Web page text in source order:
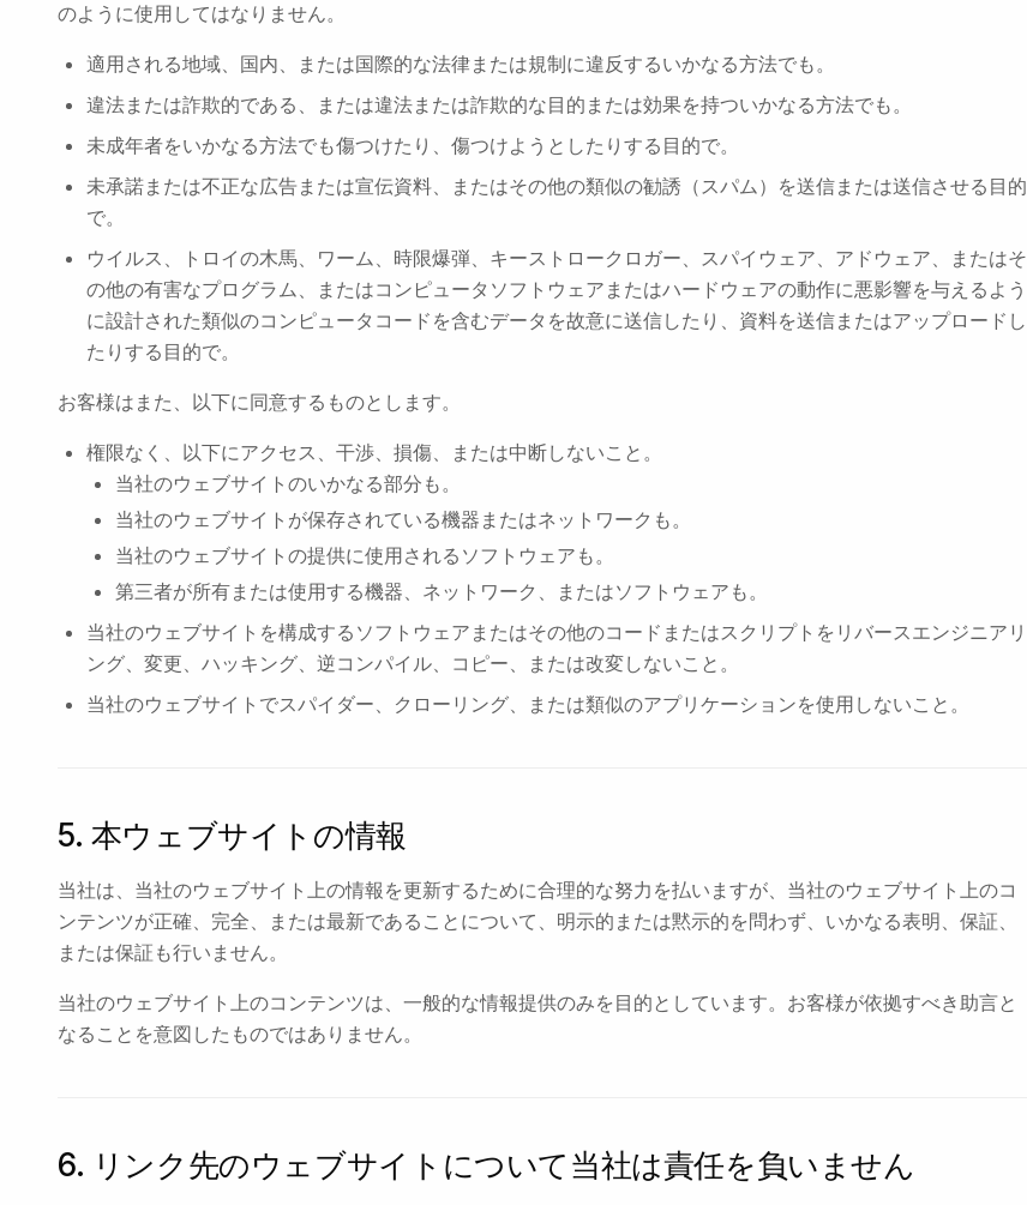
のように使用してはなりません。
適用される地域、国内、または国際的な法律または規制に違反するいかなる方法でも。
違法または詐欺的である、または違法または詐欺的な目的または効果を持ついかなる方法でも。
未成年者をいかなる方法でも傷つけたり、傷つけようとしたりする目的で。
未承諾または不正な広告または宣伝資料、またはその他の類似の勧誘（スパム）を送信または送信させる目的
で。
ウイルス、トロイの木馬、ワーム、時限爆弾、キーストロークロガー、スパイウェア、アドウェア、またはそ
の他の有害なプログラム、またはコンピュータソフトウェアまたはハードウェアの動作に悪影響を与えるよう
に設計された類似のコンピュータコードを含むデータを故意に送信したり、資料を送信またはアップロードし
たりする目的で。
お客様はまた、以下に同意するものとします。
権限なく、以下にアクセス、干渉、損傷、または中断しないこと。
当社のウェブサイトのいかなる部分も。
当社のウェブサイトが保存されている機器またはネットワークも。
当社のウェブサイトの提供に使用されるソフトウェアも。
第三者が所有または使用する機器、ネットワーク、またはソフトウェアも。
当社のウェブサイトを構成するソフトウェアまたはその他のコードまたはスクリプトをリバースエンジニアリ
ング、変更、ハッキング、逆コンパイル、コピー、または改変しないこと。
当社のウェブサイトでスパイダー、クローリング、または類似のアプリケーションを使用しないこと。
5. 本ウェブサイトの情報
当社は、当社のウェブサイト上の情報を更新するために合理的な努力を払いますが、当社のウェブサイト上のコ
ンテンツが正確、完全、または最新であることについて、明示的または黙示的を問わず、いかなる表明、保証、
または保証も行いません。
当社のウェブサイト上のコンテンツは、一般的な情報提供のみを目的としています。お客様が依拠すべき助言と
なることを意図したものではありません。
6. リンク先のウェブサイトについて当社は責任を負いません